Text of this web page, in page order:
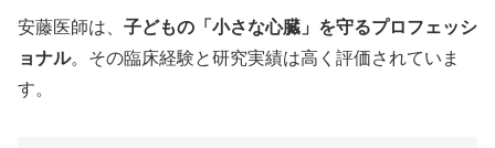
安藤医師は、 子どもの「小さな心臓」を守るプロフェッシ
ョナル。その臨床経験と研究実績は高く評価されていま
す。